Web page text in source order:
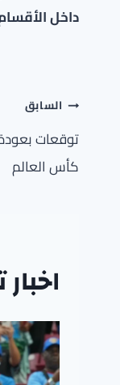
داخل
تصفّح
السابق
توقعات
كأس العالم